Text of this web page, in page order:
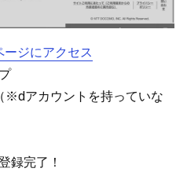
ジにアクセス
※dアカウントを持っていな
録完了！